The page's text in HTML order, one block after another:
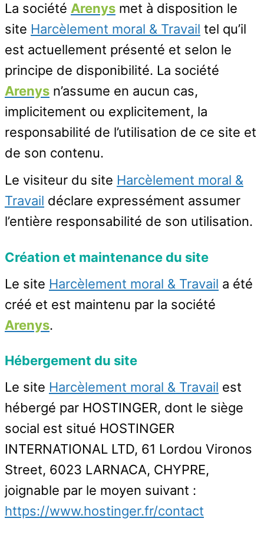
La société Arenys met à disposition le
site Harcèlement moral & Travail tel qu’il
est actuellement présenté et selon le
principe de disponibilité. La société
Arenys n’assume en aucun cas,
implicitement ou explicitement, la
responsabilité de l’utilisation de ce site et
de son contenu.
Le visiteur du site Harcèlement moral &
Travail déclare expressément assumer
l’entière responsabilité de son utilisation.
Création et maintenance du site
Le site Harcèlement moral & Travail a été
créé et est maintenu par la société
Arenys.
Hébergement du site
Le site Harcèlement moral & Travail est
hébergé par HOSTINGER, dont le siège
social est situé HOSTINGER
INTERNATIONAL LTD, 61 Lordou Vironos
Street, 6023 LARNACA, CHYPRE,
joignable par le moyen suivant :
https://www.hostinger.fr/contact